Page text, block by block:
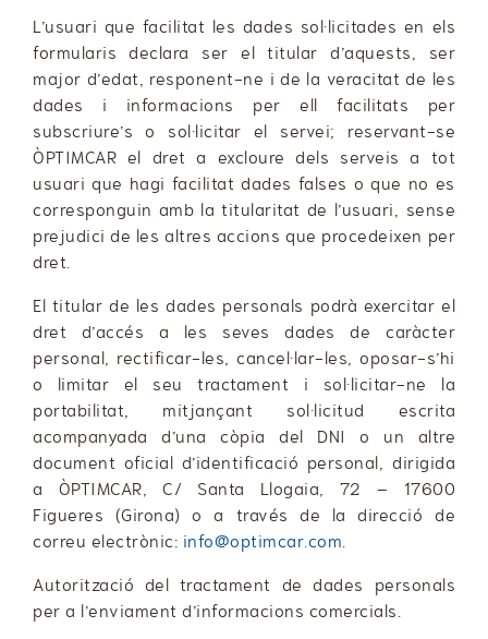
L’usuari que facilitat les dades sol·licitades en els
formularis declara ser el titular d’aquests, ser
major d’edat, responent-ne i de la veracitat de les
dades i informacions per ell facilitats per
subscriure’s o sol·licitar el servei; reservant-se
ÒPTIMCAR el dret a excloure dels serveis a tot
usuari que hagi facilitat dades falses o que no es
corresponguin amb la titularitat de l’usuari, sense
prejudici de les altres accions que procedeixen per
dret.
El titular de les dades personals podrà exercitar el
dret d’accés a les seves dades de caràcter
personal, rectificar-les, cancel·lar-les, oposar-s’hi
o limitar el seu tractament i sol·licitar-ne la
portabilitat, mitjançant sol·licitud escrita
acompanyada d’una còpia del DNI o un altre
document oficial d’identificació personal, dirigida
a ÒPTIMCAR, C/ Santa Llogaia, 72 – 17600
Figueres (Girona) o a través de la direcció de
correu electrònic: info@optimcar.com.
Autorització del tractament de dades personals
per a l’enviament d’informacions comercials.